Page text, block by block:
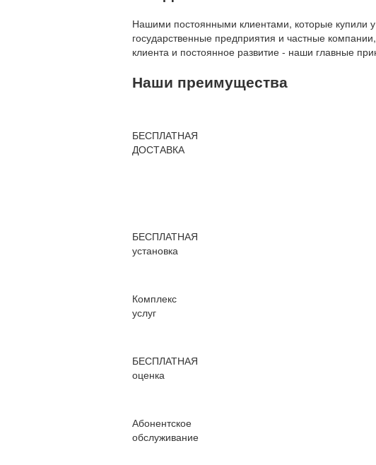
Нашими постоянными клиентами, которые купили
государственные предприятия и частные
клиента и постоянное развитие - наши главные
Наши преимущества
БЕСПЛАТНАЯ
ДОСТАВКА
БЕСПЛАТНАЯ
установка
Комплекс
услуг
БЕСПЛАТНАЯ
оценка
Абонентское
обслуживание